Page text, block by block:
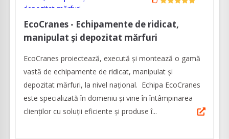
EcoCranes - Echipamente de ridicat,
manipulat și depozitat mărfuri
EcoCranes proiectează, execută și montează o gamă
vastă de echipamente de ridicat, manipulat și
depozitat mărfuri, la nivel naţional. Echipa EcoCranes
este specializată în domeniu și vine în întâmpinarea
clienților cu soluții eficiente și produse î...